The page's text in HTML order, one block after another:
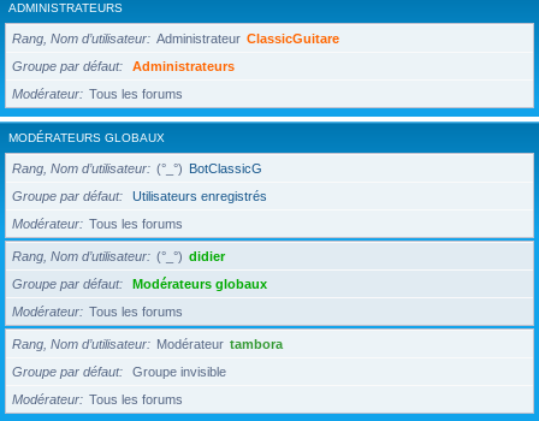
ADMINISTRATEURS
Rang, Nom d’utilisateur Administrateur ClassicGuitare
Groupe par défaut
Administrateurs
Modérateur
Tous les forums
MODÉRATEURS GLOBAUX
Rang, Nom d’utilisateur (°_°) BotClassicG
Groupe par défaut
Utilisateurs enregistrés
Modérateur
Tous les forums
Rang, Nom d’utilisateur (°_°) didier
Groupe par défaut
Modérateurs globaux
Modérateur
Tous les forums
Rang, Nom d’utilisateur Modérateur tambora
Groupe par défaut
Groupe invisible
Modérateur
Tous les forums